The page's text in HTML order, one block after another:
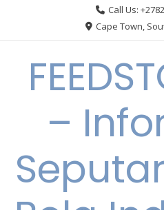
Call Us:
Cape Town,
–